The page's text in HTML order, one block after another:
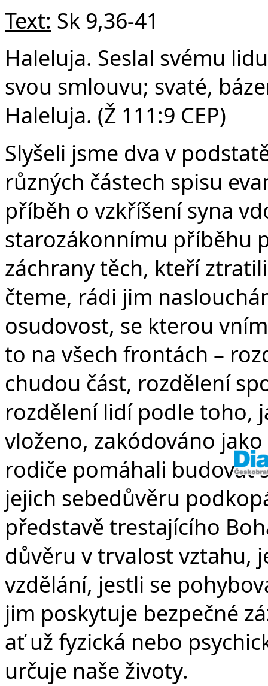
Text: Sk 9,36-41
Haleluja. Seslal svému
svou smlouvu; svaté,
Haleluja. (Ž 111:9 CEP)
Slyšeli jsme dva v
různých částech spisu
příběh o vzkříšení syna
starozákonnímu příběhu
záchrany těch, kteří
čteme, rádi jim
osudovost, se kterou
to na všech frontách –
chudou část, rozdělení
rozdělení lidí podle toho,
vloženo, zakódováno
rodiče pomáhali budovat
jejich sebedůvěru
představě trestajícího
důvěru v trvalost vztahu,
vzdělání, jestli se
jim poskytuje bezpečné
ať už fyzická nebo
určuje naše životy.